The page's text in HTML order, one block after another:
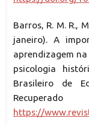
Barros, R. M. R.,
janeiro). A
aprendizagem
psicologia
Brasileiro de
https://